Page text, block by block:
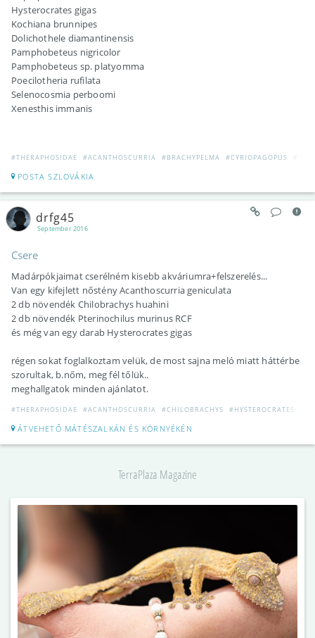
Hysterocrates gigas
Kochiana brunnipes
Dolichothele diamantinensis
Pamphobeteus nigricolor
Pamphobeteus sp. platyomma
Poecilotheria rufilata
Selenocosmia perboomi
Xenesthis immanis
#THERAPHOSIDAE #ACANTHOSCURRIA #BRACHYPELMA #CYRIOPAGOPUS
POSTA SZLOVÁKIA
September 2016
drfg45
Csere
Madárpókjaimat cserélném kisebb akváriumra+felszerelés...
Van egy kifejlett nőstény Acanthoscurria geniculata
2 db növendék Chilobrachys huahini
2 db növendék Pterinochilus murinus RCF
és még van egy darab Hysterocrates gigas
régen sokat foglalkoztam velük, de most sajna meló miatt háttérbe
szorultak, b.nőm, meg fél tőlük..
meghallgatok minden ajánlatot.
#THERAPHOSIDAE #ACANTHOSCURRIA #CHILOBRACHYS #HYSTEROCRATES
ÁTVEHETŐ MÁTÉSZALKÁN ÉS KÖRNYÉKÉN
TerraPlaza Magazine